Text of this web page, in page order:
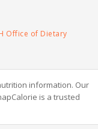
Office of Dietary
information. Our
is a trusted